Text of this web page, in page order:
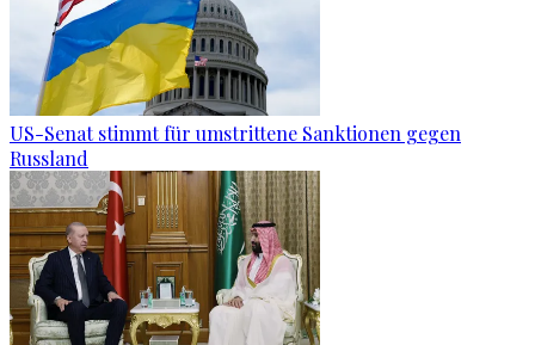
US-Senat stimmt für umstrittene Sanktionen gegen
Russland